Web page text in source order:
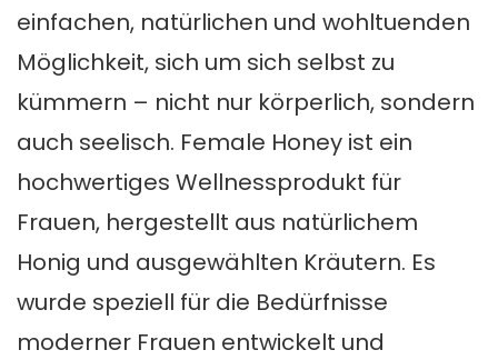
einfachen, natürlichen und wohltuenden
Möglichkeit, sich um sich selbst zu
kümmern – nicht nur körperlich, sondern
auch seelisch. Female Honey ist ein
hochwertiges Wellnessprodukt für
Frauen, hergestellt aus natürlichem
Honig und ausgewählten Kräutern. Es
wurde speziell für die Bedürfnisse
moderner Frauen entwickelt und